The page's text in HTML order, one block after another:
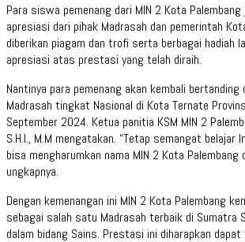
Para siswa pemenang dari MIN 2 Kota
apresiasi dari pihak Madrasah dan pemerintah
diberikan piagam dan trofi serta berbagai hadiah
apresiasi atas prestasi yang telah diraih.
Nantinya para pemenang akan kembali
Madrasah tingkat Nasional di Kota Ternate
September 2024. Ketua panitia KSM MIN 2
S.H.I., M.M mengatakan. “Tetap semangat belajar
bisa mengharumkan nama MIN 2 Kota Palembang
ungkapnya.
Dengan kemenangan ini MIN 2 Kota Palembang
sebagai salah satu Madrasah terbaik di Sumatra
dalam bidang Sains. Prestasi ini diharapkan